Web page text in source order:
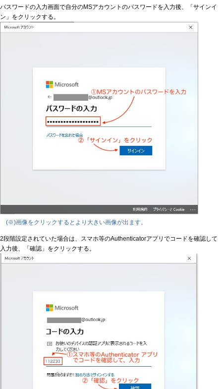
パスワードの入力画面で自分のMSアカウントのパスワードを入力後、「サインイ
ン」をクリックする。
(※)画像をクリックするとより大きい画像が出ます。
2段階設定されていた場合は、スマホ等のAuthenticatorアプリでコードを確認して
入力後、「確認」をクリックする。